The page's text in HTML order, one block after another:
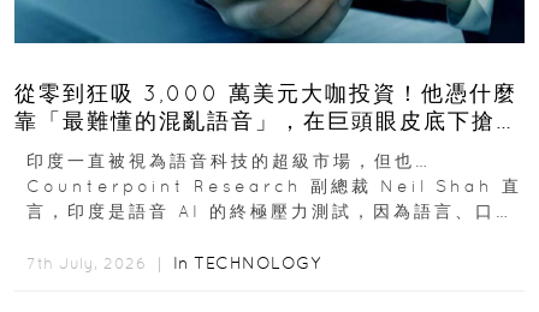
從零到狂吸 3,000 萬美元大咖投資！他憑什麼
靠「最難懂的混亂語音」，在巨頭眼皮底下搶下
十億人市場？
印度一直被視為語音科技的超級市場，但也…
Counterpoint Research 副總裁 Neil Shah 直
言，印度是語音 AI 的終極壓力測試，因為語言、口音
7th July, 2026 ｜ In TECHNOLOGY